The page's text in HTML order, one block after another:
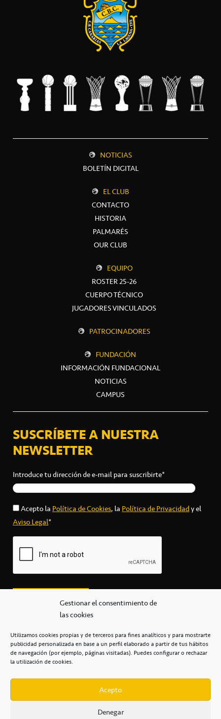
Gestionar el consentimiento de
las cookies
Utilizamos cookies propias y de terceros para fines analíticos y para mostrarte
publicidad personalizada en base a un perfil elaborado a partir de tus hábitos
de navegación (por ejemplo, páginas visitadas). Puedes configurar o rechazar
la utilización de cookies.
Acepto
Denegar
NOTICIAS
BOLETÍN DIGITAL
EL CLUB
CONTACTO
HISTORIA
PALMARÉS
OUR CLUB
EQUIPO
ROSTER 25-26
CUERPO TÉCNICO
JUGADORES VINCULADOS
PATROCINADORES
FUNDACIÓN
INFORMACIÓN FUNDACIONAL
NOTICIAS
CAMPUS
SUSCRÍBETE A NUESTRA
NEWSLETTER
Introduce tu dirección de e-mail para suscribirte*
Acepto laPolítica de Cookies, laPolítica de Privacidady el
Aviso Legal*
secretaria@cbcanarias.es
+34 922 253 684
Casa del Deporte / 38108 – La Laguna